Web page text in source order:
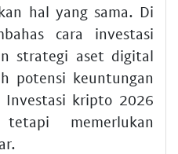
hal yang sama. Di
cara investasi
strategi aset digital
potensi keuntungan
Investasi kripto 2026
memerlukan